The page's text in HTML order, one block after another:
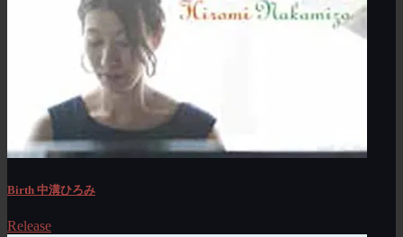
Birth 中溝ひろみ
Release